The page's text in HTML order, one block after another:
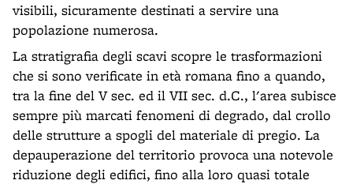
visibili, sicuramente destinati a servire una
popolazione numerosa.
La stratigrafia degli scavi scopre le trasformazioni
che si sono verificate in età romana fino a quando,
tra la fine del V sec. ed il VII sec. d.C., l'area subisce
sempre più marcati fenomeni di degrado, dal crollo
delle strutture a spogli del materiale di pregio. La
depauperazione del territorio provoca una notevole
riduzione degli edifici, fino alla loro quasi totale